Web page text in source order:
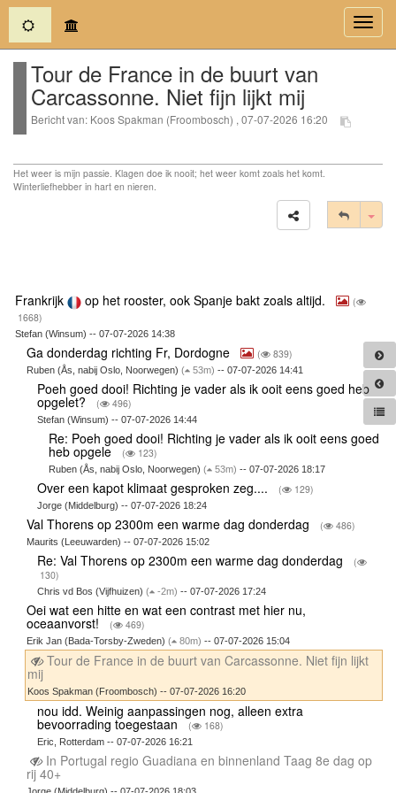
(current)
Tour de France in de buurt van
Carcassonne. Niet fijn lijkt mij
Bericht van: Koos Spakman (Froombosch) , 07-07-2026 16:20
Het weer is mijn passie. Klagen doe ik nooit; het weer komt zoals het komt.
Winterliefhebber in hart en nieren.
Frankrijk op het rooster, ook Spanje bakt zoals altijd.
(
1668)
Stefan (Winsum) -- 07-07-2026 14:38
Ga donderdag richting Fr, Dordogne ( 839)
Ruben (Ås, nabij Oslo, Noorwegen) ( 53m) -- 07-07-2026 14:41
Poeh goed dooi! Richting je vader als ik ooit eens goed heb
opgelet? ( 496)
Stefan (Winsum) -- 07-07-2026 14:44
Re: Poeh goed dooi! Richting je vader als ik ooit eens goed
heb opgele ( 123)
Ruben (Ås, nabij Oslo, Noorwegen) ( 53m) -- 07-07-2026 18:17
Over een kapot klimaat gesproken zeg.... ( 129)
Jorge (Middelburg) -- 07-07-2026 18:24
Val Thorens op 2300m een warme dag donderdag ( 486)
Maurits (Leeuwarden) -- 07-07-2026 15:02
Re: Val Thorens op 2300m een warme dag donderdag
(
130)
Chris vd Bos (Vijfhuizen)( -2m) -- 07-07-2026 17:24
Oei wat een hitte en wat een contrast met hier nu,
oceaanvorst! ( 469)
Erik Jan (Bada-Torsby-Zweden) ( 80m) -- 07-07-2026 15:04
Tour de France in de buurt van Carcassonne. Niet fijn lijkt
mij
Koos Spakman (Froombosch) -- 07-07-2026 16:20
nou idd. Weinig aanpassingen nog, alleen extra
bevoorrading toegestaan ( 168)
Eric, Rotterdam -- 07-07-2026 16:21
In Portugal regio Guadiana en binnenland Taag 8e dag op
rij 40+